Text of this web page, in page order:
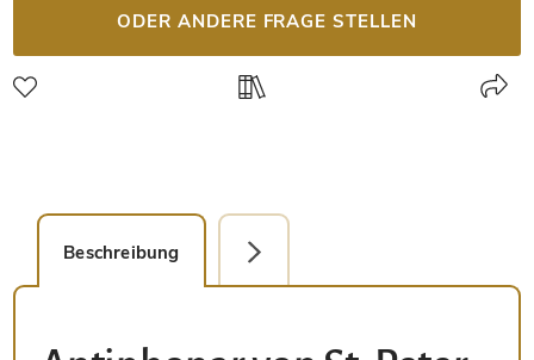
ODER ANDERE FRAGE STELLEN
Beschreibung Detailbild